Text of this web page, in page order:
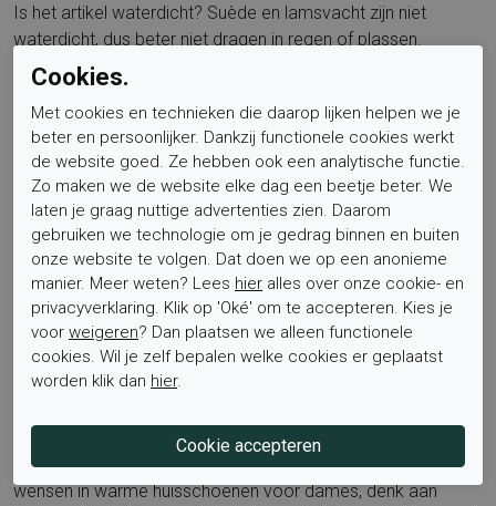
Is het artikel waterdicht? Suède en lamsvacht zijn niet
waterdicht, dus beter niet dragen in regen of plassen.
Voor wie is dit product geschikt? Voor dames die houden
van warme huisschoenen met open hiel, met een luxe
uitstraling en een betrouwbare rubber zool. De pasvorm is
geschikt voor normale tot licht bredere voeten, de vacht
vormt zich prettig mee.
Is het voetbed uitneembaar? Nee, het voetbed is niet
verwisselbaar.
Welke maat kies ik? Je normale maat is doorgaans goed.
Twijfel je tussen twee maten, kies dan de grotere voor extra
ruimte met sokken.
Deze cognac suède pantoffel sluit aan bij wat veel mensen
wensen in warme huisschoenen voor dames, denk aan
Cookies.
Met cookies en technieken die daarop lijken helpen we je
beter en persoonlijker. Dankzij functionele cookies werkt
de website goed. Ze hebben ook een analytische functie.
Zo maken we de website elke dag een beetje beter. We
laten je graag nuttige advertenties zien. Daarom
gebruiken we technologie om je gedrag binnen en buiten
onze website te volgen. Dat doen we op een anonieme
manier. Meer weten? Lees hier alles over onze cookie- en
privacyverklaring. Klik op 'Oké' om te accepteren. Kies je
voor weigeren? Dan plaatsen we alleen functionele
cookies. Wil je zelf bepalen welke cookies er geplaatst
worden klik dan hier.